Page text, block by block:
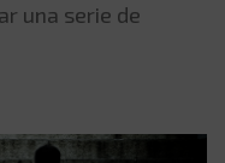
una serie de